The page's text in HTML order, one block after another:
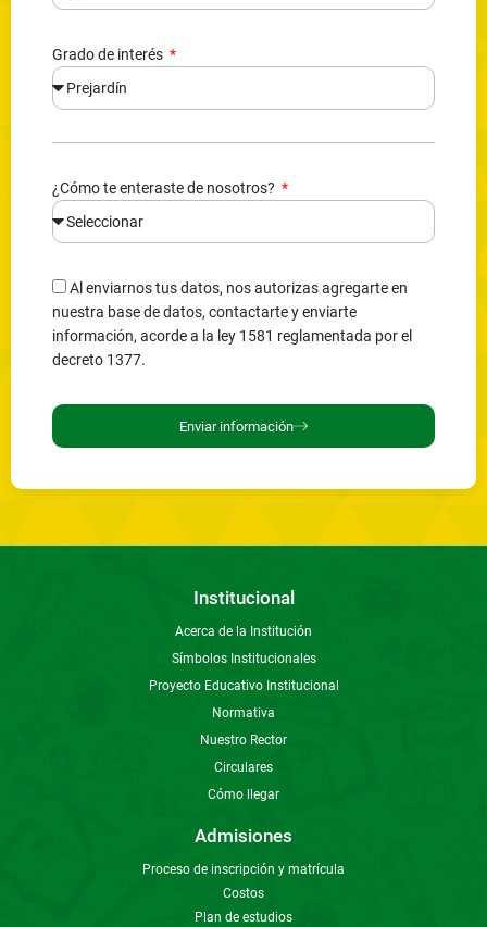
Grado de interés
¿Cómo te enteraste de nosotros?
Al enviarnos tus datos, nos autorizas agregarte en
nuestra base de datos, contactarte y enviarte
información, acorde a la ley 1581 reglamentada por el
decreto 1377.
Enviar información
Institucional
Acerca de la Institución
Símbolos Institucionales
Proyecto Educativo Institucional
Normativa
Nuestro Rector
Circulares
Cómo llegar
Admisiones
Proceso de inscripción y matrícula
Costos
Plan de estudios